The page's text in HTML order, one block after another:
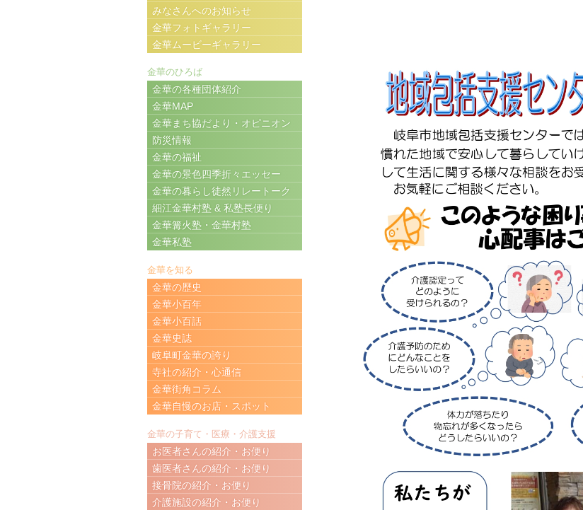
みなさんへのお知らせ
金華フォトギャラリー
金華ムービーギャラリー
金華のひろば
金華の各種団体紹介
金華MAP
金華まち協だより・オピニオン
防災情報
金華の福祉
金華の景色四季折々エッセー
金華の暮らし徒然リレートーク
細江金華村塾 & 私塾長便り
金華篝火塾・金華村塾
金華私塾
金華を知る
金華の歴史
金華小百年
金華小百話
金華史誌
岐阜町金華の誇り
寺社の紹介・心通信
金華街角コラム
金華自慢のお店・スポット
金華の子育て・医療・介護支援
お医者さんの紹介・お便り
歯医者さんの紹介・お便り
接骨院の紹介・お便り
介護施設の紹介・お便り